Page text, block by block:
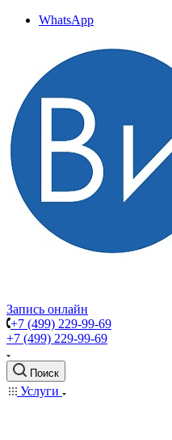
WhatsApp
Запись онлайн
+7 (499) 229-99-69
+7 (499) 229-99-69
Поиск
Услуги